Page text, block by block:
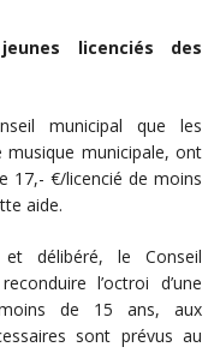
licenciés des
municipal que les
musique municipale, ont
17,- €/licencié de moins
aide.
délibéré, le Conseil
l’octroi d’une
de 15 ans, aux
sont prévus au